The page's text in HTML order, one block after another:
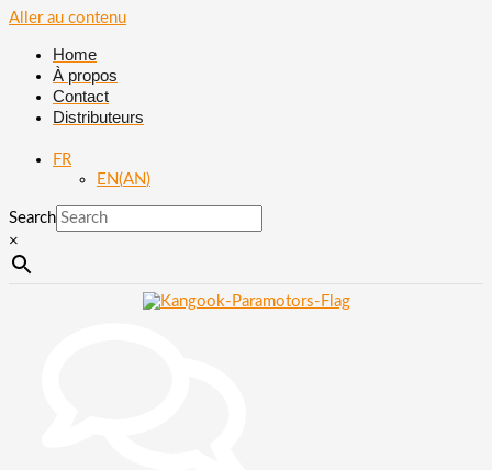
Aller au contenu
Home
À propos
Contact
Distributeurs
FR
EN(AN)
Search
×